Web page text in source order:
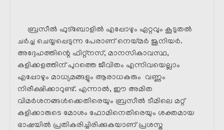
ബ്രസീൽ ഫുട്ബോളിൽ എപ്പോഴും ഏറ്റവും കൂടുതൽ
ചർച്ച ചെയ്യപ്പെടുന്ന പേരാണ് നെയ്മർ ജൂനിയർ.
അദ്ദേഹത്തിന്റെ ഫിറ്റ്നസ്, മാനസികാവസ്ഥ,
കളിക്കളത്തിന് പുറത്തെ ജീവിതം എന്നിവയെല്ലാം
എപ്പോഴും മാധ്യമങ്ങളും ആരാധകരും വണ്ണം
നിരീക്ഷിക്കാറുണ്ട്. എന്നാൽ, ഈ അമിത
വിമർശനങ്ങൾക്കെതിരെയും ബ്രസീൽ ടീമിലെ മറ്റ്
കളിക്കാരുടെ മോശം ഫോമിനെതിരെയും ശക്തമായ
ഭാഷയിൽ പ്രതികരിച്ചിരിക്കുകയാണ് പ്രശസ്ത